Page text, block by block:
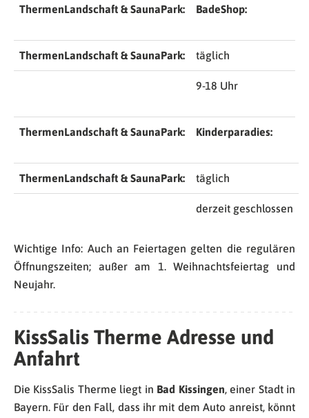
ThermenLandschaft & SaunaPark: BadeShop:
ThermenLandschaft & SaunaPark: täglich
9-18 Uhr
ThermenLandschaft & SaunaPark: Kinderparadies:
ThermenLandschaft & SaunaPark: täglich
derzeit geschlossen
Wichtige Info: Auch an Feiertagen gelten die regulären
Öffnungszeiten; außer am 1. Weihnachtsfeiertag und
Neujahr.
KissSalis Therme Adresse und
Anfahrt
Die KissSalis Therme liegt in Bad Kissingen, einer Stadt in
Bayern. Für den Fall, dass ihr mit dem Auto anreist, könnt